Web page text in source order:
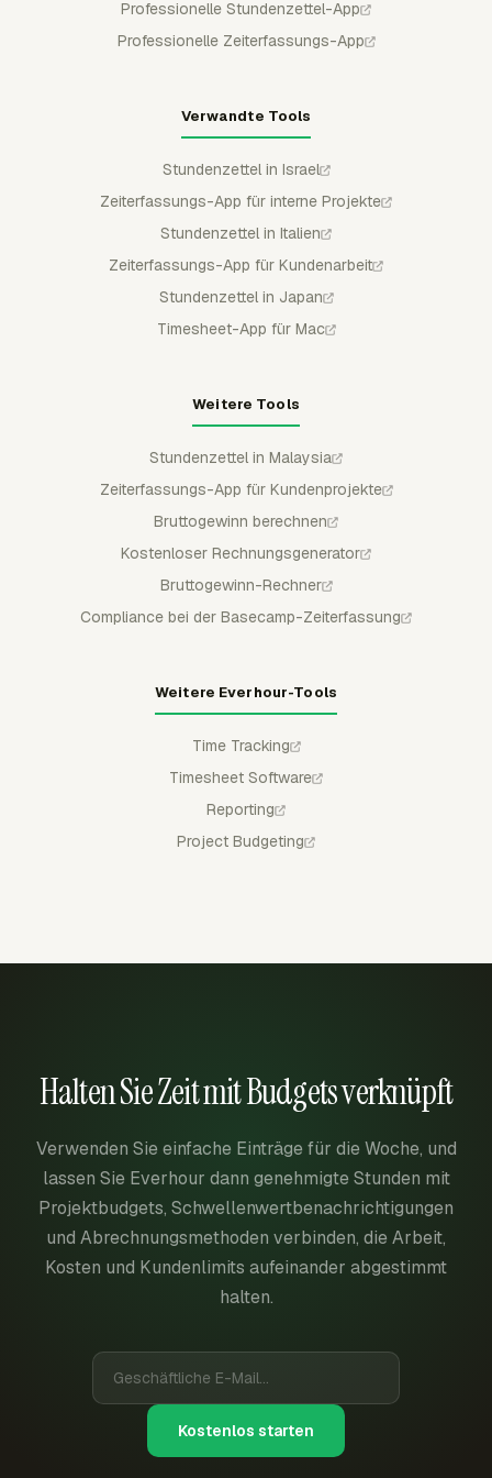
Professionelle Stundenzettel-App
Professionelle Zeiterfassungs-App
Verwandte Tools
Stundenzettel in Israel
Zeiterfassungs-App für interne Projekte
Stundenzettel in Italien
Zeiterfassungs-App für Kundenarbeit
Stundenzettel in Japan
Timesheet-App für Mac
Weitere Tools
Stundenzettel in Malaysia
Zeiterfassungs-App für Kundenprojekte
Bruttogewinn berechnen
Kostenloser Rechnungsgenerator
Bruttogewinn-Rechner
Compliance bei der Basecamp-Zeiterfassung
Weitere Everhour-Tools
Time Tracking
Timesheet Software
Reporting
Project Budgeting
Halten Sie Zeit mit Budgets verknüpft
Verwenden Sie einfache Einträge für die Woche, und
lassen Sie Everhour dann genehmigte Stunden mit
Projektbudgets, Schwellenwertbenachrichtigungen
und Abrechnungsmethoden verbinden, die Arbeit,
Kosten und Kundenlimits aufeinander abgestimmt
halten.
Kostenlos starten